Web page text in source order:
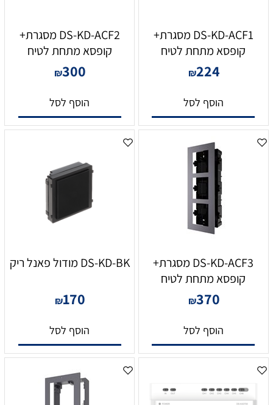
DS-KD-ACF1 מסגרת+
קופסא מתחת לטיח
₪224
הוסף לסל
DS-KD-ACF2 מסגרת+
קופסא מתחת לטיח
₪300
הוסף לסל
DS-KD-ACF3 מסגרת+
קופסא מתחת לטיח
₪370
הוסף לסל
DS-KD-BK מודול פאנל ריק
₪170
הוסף לסל